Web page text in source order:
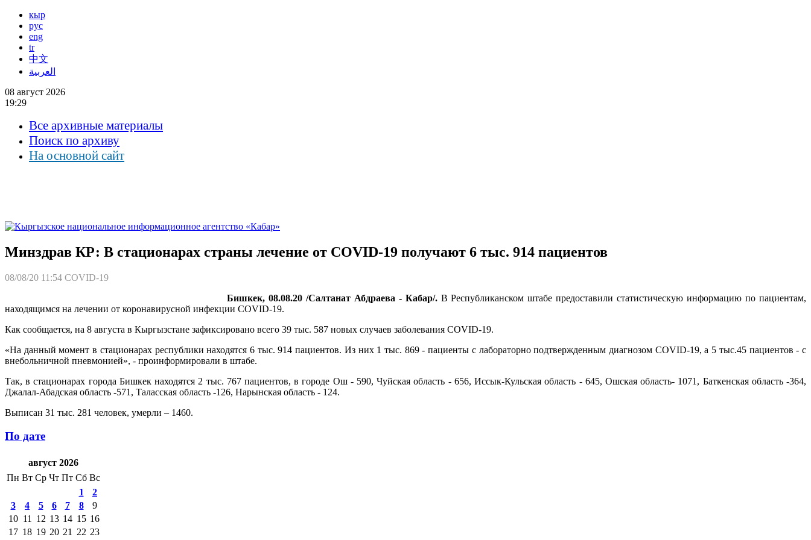
кыр
рус
eng
tr
中文
العربية
08 август 2026
19:29
Все архивные материалы
Поиск по архиву
На основной сайт
Минздрав КР: В стационарах страны лечение от COVID-19 получают 6 тыс. 914 пациентов
08/08/20 11:54 COVID-19
Бишкек, 08.08.20 /Салтанат Абдраева - Кабар/.В Республиканском штабе предоставили статистическую информацию по пациентам,
находящимся на лечении от коронавирусной инфекции COVID-19.
Как сообщается, на 8 августа в Кыргызстане зафиксировано всего 39 тыс. 587 новых случаев заболевания COVID-19.
«На данный момент в стационарах республики находятся 6 тыс. 914 пациентов. Из них 1 тыс. 869 - пациенты с лабораторно подтвержденным диагнозом COVID-19, а 5 тыс.45 пациентов - с
внебольничной пневмонией», - проинформировали в штабе.
Так, в стационарах города Бишкек находятся 2 тыс. 767 пациентов, в городе Ош - 590, Чуйская область - 656, Иссык-Кульская область - 645, Ошская область- 1071, Баткенская область -364,
Джалал-Абадская область -571, Таласская область -126, Нарынская область - 124.
Выписан 31 тыс. 281 человек, умерли – 1460.
По дате
август 2026
Пн Вт Ср Чт Пт Сб Вс
1
2
3
4 5 6 7 8
9
10 11 12 13 14 15 16
17 18 19 20 21 22 23